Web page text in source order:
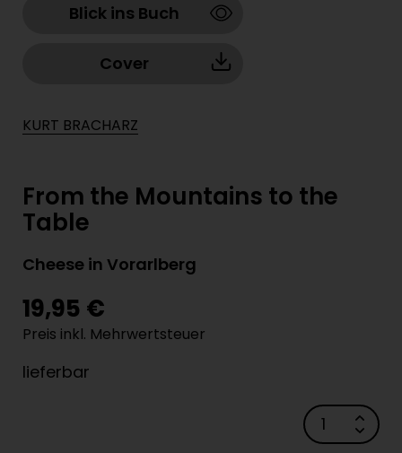
Blick ins Buch
Cover
KURT BRACHARZ
From the Mountains to the
Table
Cheese in Vorarlberg
19,95 €
Preis inkl. Mehrwertsteuer
lieferbar